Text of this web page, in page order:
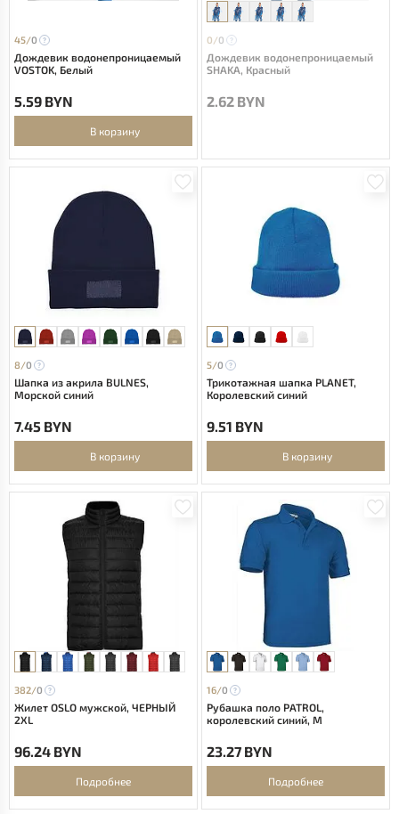
45/0
Дождевик водонепроницаемый
VOSTOK, Белый
5.59 BYN
В корзину
0/0
Дождевик водонепроницаемый
SHAKA, Красный
2.62 BYN
8/0
Шапка из акрила BULNES,
Морской синий
7.45 BYN
В корзину
5/0
Трикотажная шапка PLANET,
Королевский синий
9.51 BYN
В корзину
382/0
Жилет OSLO мужской, ЧЕРНЫЙ
2XL
96.24 BYN
Подробнее
16/0
Рубашка поло PATROL,
королевский синий, M
23.27 BYN
Подробнее